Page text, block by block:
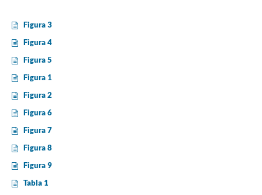
Figura 3
Figura 4
Figura 5
Figura 1
Figura 2
Figura 6
Figura 7
Figura 8
Figura 9
Tabla 1